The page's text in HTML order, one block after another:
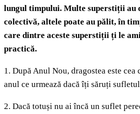
lungul timpului. Multe superstiții au
colectivă, altele poate au pălit, în
care dintre aceste superstiții ți le
practică.
1. După Anul Nou, dragostea este
anul ce urmează dacă îți săruți
2. Dacă totuși nu ai încă un suflet